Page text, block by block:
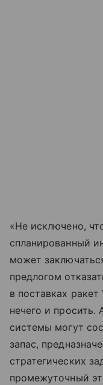
«Не исключено,
спланированный
может
предлогом
в поставках
нечего и просить.
системы могут
запас,
стратегических
промежуточный